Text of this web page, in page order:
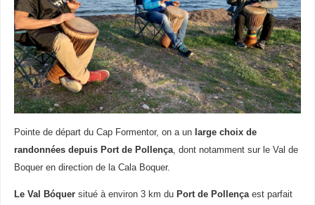
Pointe de départ du Cap Formentor, on a un large choix de
randonnées depuis Port de Pollença, dont notamment sur le Val de
Boquer en direction de la Cala Boquer.
Le Val Bóquer situé à environ 3 km du Port de Pollençaest parfait